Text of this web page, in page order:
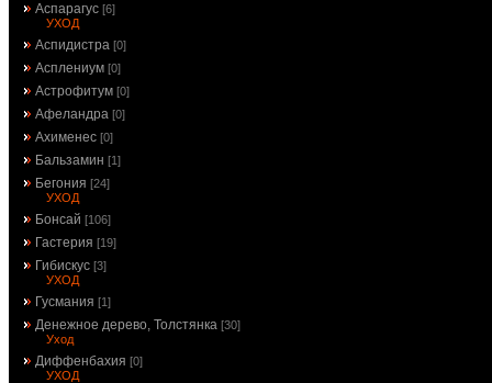
Аспарагус [6]
УХОД
Аспидистра [0]
Асплениум [0]
Астрофитум [0]
Афеландра [0]
Ахименес [0]
Бальзамин [1]
Бегония [24]
УХОД
Бонсай [106]
Гастерия [19]
Гибискус [3]
УХОД
Гусмания [1]
Денежное дерево, Толстянка [30]
Уход
Диффенбахия [0]
УХОД